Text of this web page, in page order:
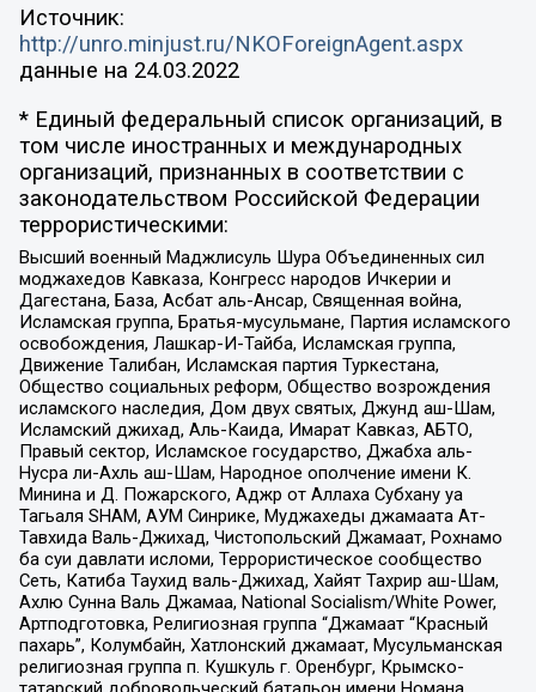
Источник:
http://unro.minjust.ru/NKOForeignAgent.aspx
данные на 24.03.2022
* Единый федеральный список организаций, в
том числе иностранных и международных
организаций, признанных в соответствии с
законодательством Российской Федерации
террористическими:
Высший военный Маджлисуль Шура Объединенных сил
моджахедов Кавказа, Конгресс народов Ичкерии и
Дагестана, База, Асбат аль-Ансар, Священная война,
Исламская группа, Братья-мусульмане, Партия исламского
освобождения, Лашкар-И-Тайба, Исламская группа,
Движение Талибан, Исламская партия Туркестана,
Общество социальных реформ, Общество возрождения
исламского наследия, Дом двух святых, Джунд аш-Шам,
Исламский джихад, Аль-Каида, Имарат Кавказ, АБТО,
Правый сектор, Исламское государство, Джабха аль-
Нусра ли-Ахль аш-Шам, Народное ополчение имени К.
Минина и Д. Пожарского, Аджр от Аллаха Субхану уа
Тагьаля SHAM, АУМ Синрике, Муджахеды джамаата Ат-
Тавхида Валь-Джихад, Чистопольский Джамаат, Рохнамо
ба суи давлати исломи, Террористическое сообщество
Сеть, Катиба Таухид валь-Джихад, Хайят Тахрир аш-Шам,
Ахлю Сунна Валь Джамаа, National Socialism/White Power,
Артподготовка, Религиозная группа “Джамаат “Красный
пахарь”, Колумбайн, Хатлонский джамаат, Мусульманская
религиозная группа п. Кушкуль г. Оренбург, Крымско-